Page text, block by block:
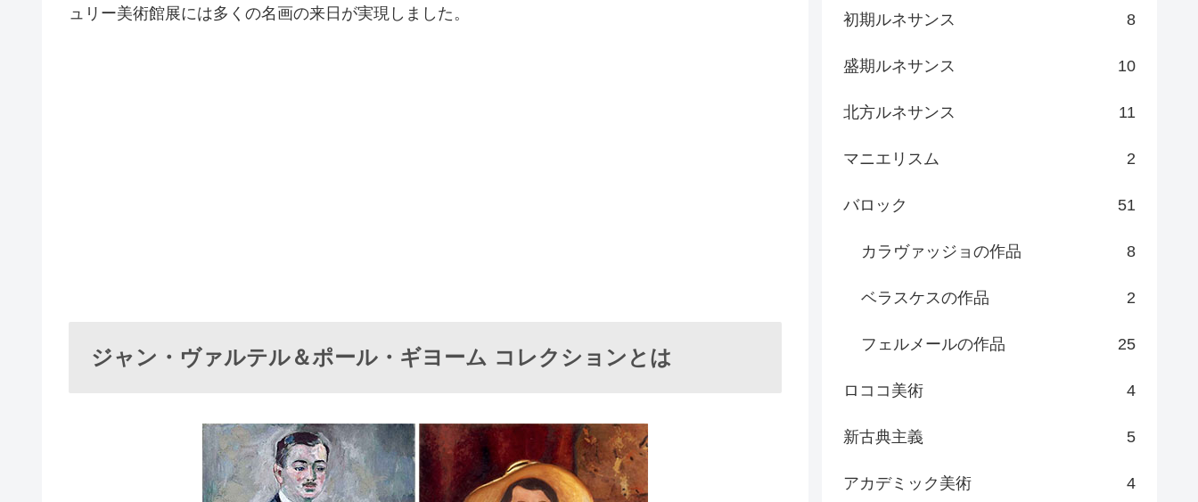
ュリー美術館展には多くの名画の来日が実現しました。
ジャン・ヴァルテル＆ポール・ギヨーム コレクションとは
初期ルネサンス 8
盛期ルネサンス 10
北方ルネサンス 11
マニエリスム 2
バロック 51
カラヴァッジョの作品 8
ベラスケスの作品 2
フェルメールの作品 25
ロココ美術 4
新古典主義 5
アカデミック美術 4